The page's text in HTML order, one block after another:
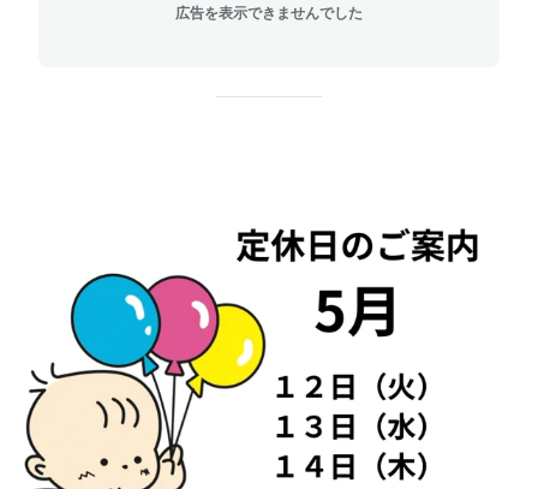
広告を表示できませんでした